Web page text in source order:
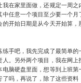
在家里面做，还规定一周之
任意一个项目至少要一个月
开始日期是从今天开始算，
手吧，我先完成了最简单的
。另外两个项目，我在网上
脑硬盘里面，想等到上班第
吗，再说了，除了这些资料